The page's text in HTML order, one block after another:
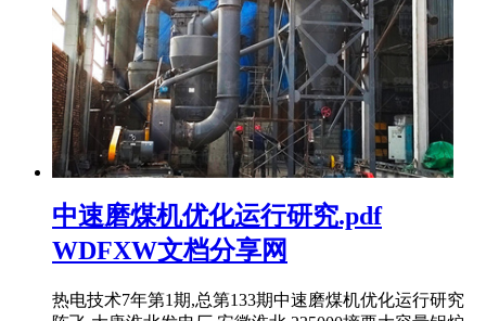
中速磨煤机优化运行研究.pdf
WDFXW文档分享网
热电技术7年第1期,总第133期中速磨煤机优化运行研究